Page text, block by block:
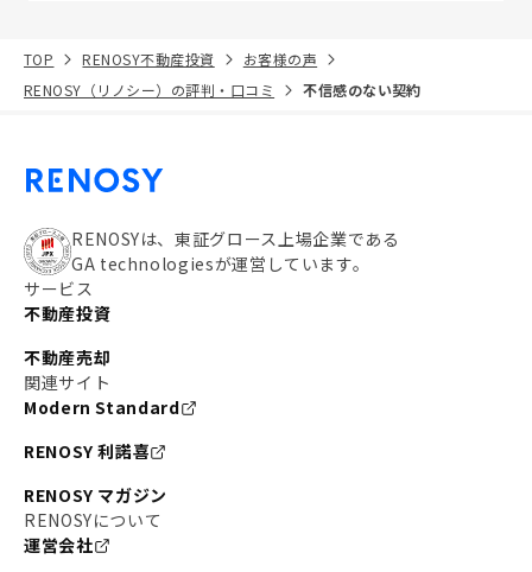
TOP RENOSY不動産投資
お客様の声
RENOSY（リノシー）の評判・口コミ
不信感のない契約
RENOSYは、東証グロース上場企業である
GA technologiesが運営しています。
サービス
不動産投資
不動産売却
関連サイト
Modern Standard
RENOSY 利諾喜
RENOSY マガジン
RENOSYについて
運営会社